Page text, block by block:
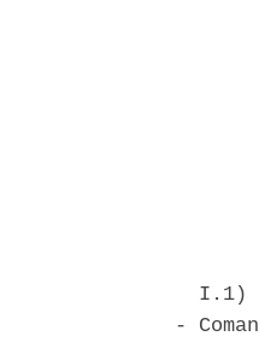
I.1)
-